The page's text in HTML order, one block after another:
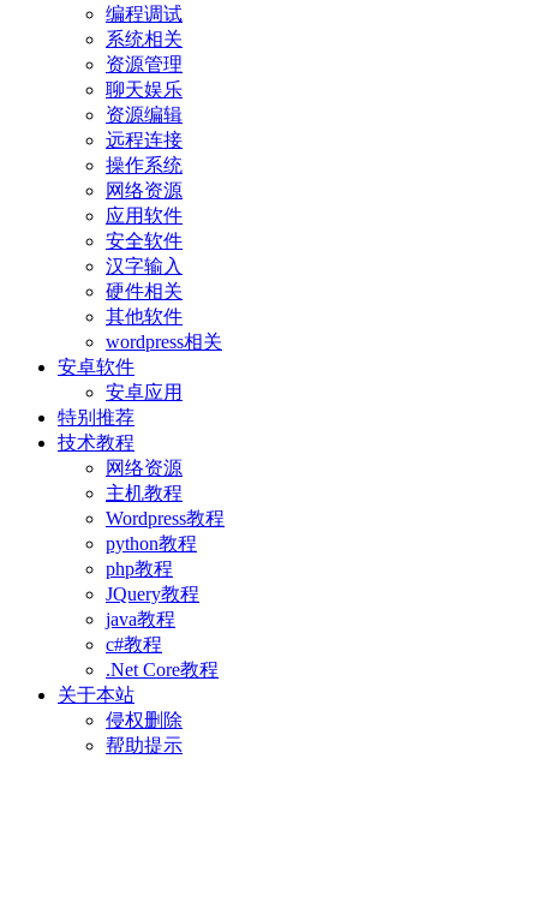
编程调试
系统相关
资源管理
聊天娱乐
资源编辑
远程连接
操作系统
网络资源
应用软件
安全软件
汉字输入
硬件相关
其他软件
wordpress相关
安卓软件
安卓应用
特别推荐
技术教程
网络资源
主机教程
Wordpress教程
python教程
php教程
JQuery教程
java教程
c#教程
.Net Core教程
关于本站
侵权删除
帮助提示